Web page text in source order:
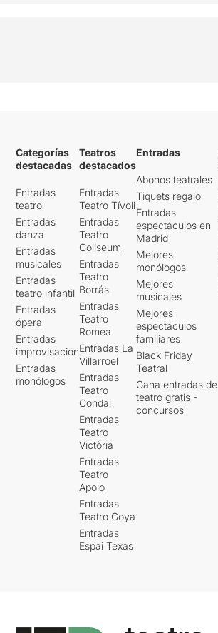
Categorías
destacadas
Entradas
teatro
Entradas
danza
Entradas
musicales
Entradas
teatro infantil
Entradas
ópera
Entradas
improvisación
Entradas
monólogos
Teatros
destacados
Entradas
Teatro Tívoli
Entradas
Teatro
Coliseum
Entradas
Teatro
Borrás
Entradas
Teatro
Romea
Entradas La
Villarroel
Entradas
Teatro
Condal
Entradas
Teatro
Victòria
Entradas
Teatro
Apolo
Entradas
Teatro Goya
Entradas
Espai Texas
Entradas
Abonos teatrales
Tiquets regalo
Entradas
espectáculos en
Madrid
Mejores
monólogos
Mejores
musicales
Mejores
espectáculos
familiares
Black Friday
Teatral
Gana entradas de
teatro gratis -
concursos